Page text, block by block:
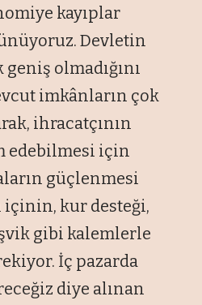
kayıplar
Devletin
olmadığını
imkânların çok
ihracatçının
edebilmesi için
güçlenmesi
içinin, kur desteği,
gibi kalemlerle
İç pazarda
diye alınan